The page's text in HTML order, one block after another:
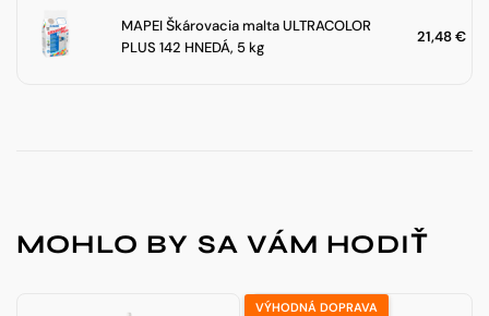
MAPEI Škárovacia malta ULTRACOLOR
PLUS 142 HNEDÁ, 5 kg
21,48€
MOHLO BY SA VÁM HODIŤ
VÝHODNÁ DOPRAVA